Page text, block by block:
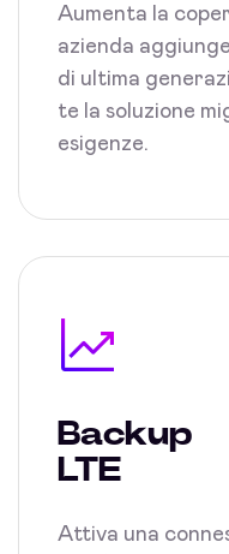
Aumenta la
azienda
di ultima
te la soluzione
esigenze.
Backup
LTE
Attiva una